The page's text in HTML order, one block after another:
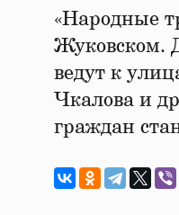
«Народные
Жуковском.
ведут к
Чкалова и
граждан